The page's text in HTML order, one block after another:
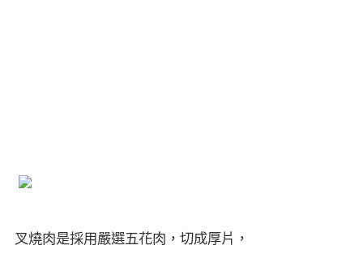
叉燒肉是採用嚴選五花肉，切成厚片，